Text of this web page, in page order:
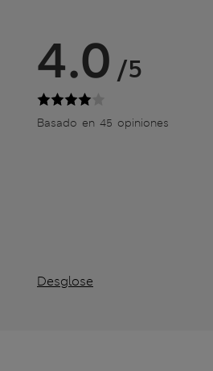
4.0 /5
Basado en 45 opiniones
Desglose